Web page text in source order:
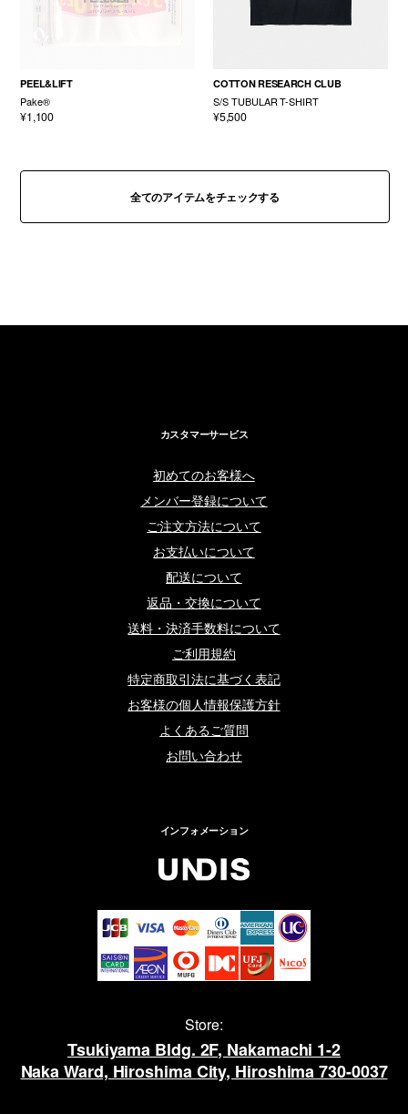
PEEL&LIFT
Pake®
¥1,100
COTTON RESEARCH CLUB
S/S TUBULAR T-SHIRT
¥5,500
全てのアイテムをチェックする
カスタマーサービス
初めてのお客様へ
メンバー登録について
ご注文方法について
お支払いについて
配送について
返品・交換について
送料・決済手数料について
ご利用規約
特定商取引法に基づく表記
お客様の個人情報保護方針
よくあるご質問
お問い合わせ
インフォメーション
Store:
Tsukiyama Bldg. 2F, Nakamachi 1-2
Naka Ward, Hiroshima City, Hiroshima 730-0037